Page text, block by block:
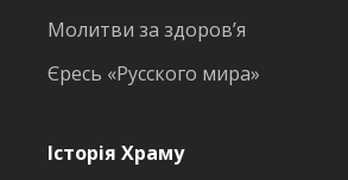
Молитви за здоров’я
Єресь «Русского мира»
Історія Храму